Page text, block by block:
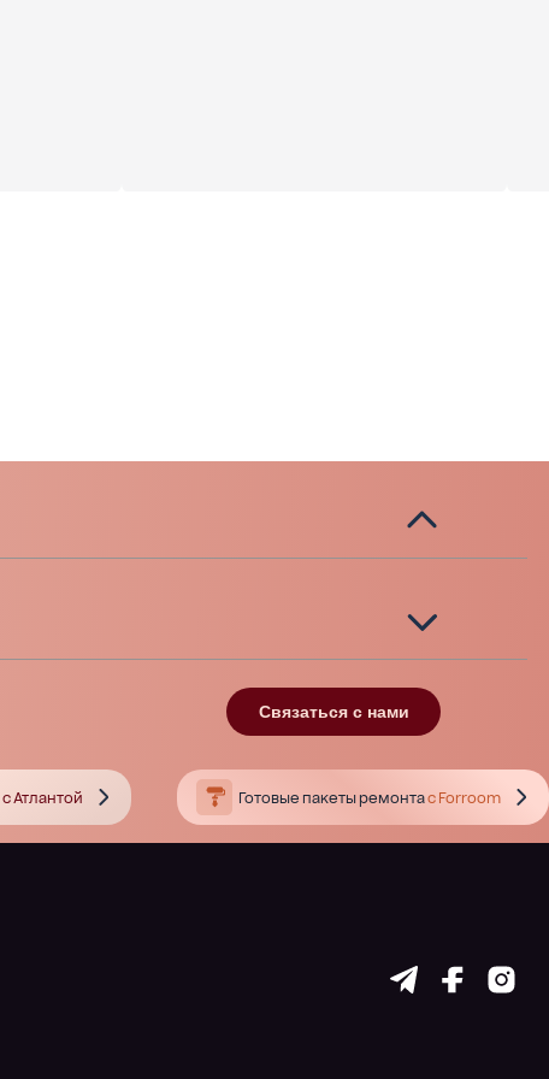
Связаться с нами
с Атлантой Готовые пакеты ремонтас Forroom